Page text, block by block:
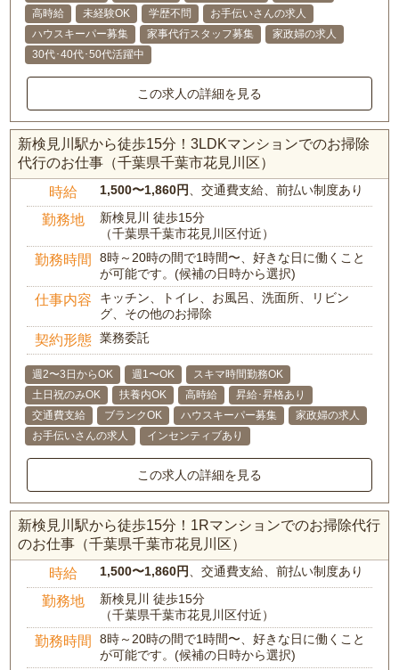
高時給
未経験OK 学歴不問
お手伝いさんの求人
ハウスキーパー募集
家事代行スタッフ募集
家政婦の求人
30代･40代･50代活躍中
この求人の詳細を見る
新検見川駅から徒歩15分！3LDKマンションでのお掃除
代行のお仕事（千葉県千葉市花見川区）
時給 1,500〜1,860円 、交通費支給、前払い制度あり
勤務地
新検見川 徒歩15分
（千葉県千葉市花見川区付近）
勤務時間
8時～20時の間で1時間〜、好きな日に働くこと
が可能です。(候補の日時から選択)
仕事内容
キッチン、トイレ、お風呂、洗面所、リビン
グ、その他のお掃除
契約形態 業務委託
週2〜3日からOK 週1〜OK
スキマ時間勤務OK
土日祝のみOK
扶養内OK 高時給
昇給･昇格あり
交通費支給
ブランクOK ハウスキーパー募集
家政婦の求人
お手伝いさんの求人
インセンティブあり
この求人の詳細を見る
新検見川駅から徒歩15分！1Rマンションでのお掃除代行
のお仕事（千葉県千葉市花見川区）
時給 1,500〜1,860円 、交通費支給、前払い制度あり
勤務地
新検見川 徒歩15分
（千葉県千葉市花見川区付近）
勤務時間
8時～20時の間で1時間〜、好きな日に働くこと
が可能です。(候補の日時から選択)